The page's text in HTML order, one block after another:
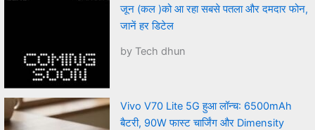
जून (कल )को आ रहा सबसे पतला और दमदार फोन,
जानें हर डिटेल
by Tech dhun
Vivo V70 Lite 5G हुआ लॉन्च: 6500mAh
बैटरी, 90W फास्ट चार्जिंग और Dimensity